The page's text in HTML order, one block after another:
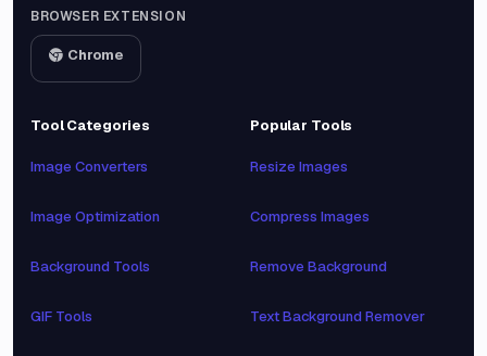
BROWSER EXTENSION
Chrome
Tool Categories
Image Converters
Image Optimization
Background Tools
GIF Tools
Popular Tools
Resize Images
Compress Images
Remove Background
Text Background Remover